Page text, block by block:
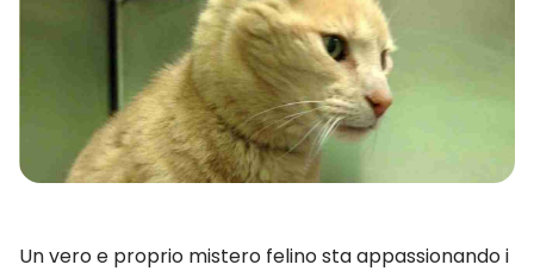
Un vero e proprio mistero felino sta appassionando i